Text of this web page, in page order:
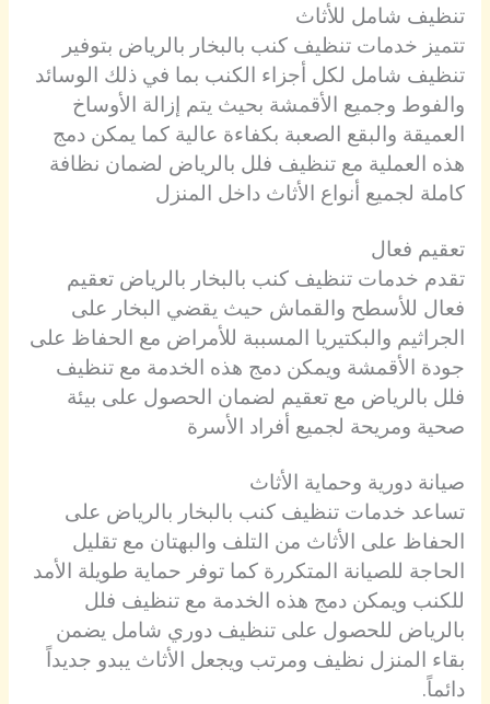
تنظيف شامل للأثاث
تتميز خدمات تنظيف كنب بالبخار بالرياض بتوفير
تنظيف شامل لكل أجزاء الكنب بما في ذلك الوسائد
والفوط وجميع الأقمشة بحيث يتم إزالة الأوساخ
العميقة والبقع الصعبة بكفاءة عالية كما يمكن دمج
هذه العملية مع تنظيف فلل بالرياض لضمان نظافة
كاملة لجميع أنواع الأثاث داخل المنزل
تعقيم فعال
تقدم خدمات تنظيف كنب بالبخار بالرياض تعقيم
فعال للأسطح والقماش حيث يقضي البخار على
الجراثيم والبكتيريا المسببة للأمراض مع الحفاظ على
جودة الأقمشة ويمكن دمج هذه الخدمة مع تنظيف
فلل بالرياض مع تعقيم لضمان الحصول على بيئة
صحية ومريحة لجميع أفراد الأسرة
صيانة دورية وحماية الأثاث
تساعد خدمات تنظيف كنب بالبخار بالرياض على
الحفاظ على الأثاث من التلف والبهتان مع تقليل
الحاجة للصيانة المتكررة كما توفر حماية طويلة الأمد
للكنب ويمكن دمج هذه الخدمة مع تنظيف فلل
بالرياض للحصول على تنظيف دوري شامل يضمن
بقاء المنزل نظيف ومرتب ويجعل الأثاث يبدو جديداً
دائماً.